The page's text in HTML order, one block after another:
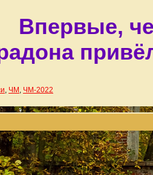
Впервые,
, ЧМ , ЧМ-2022